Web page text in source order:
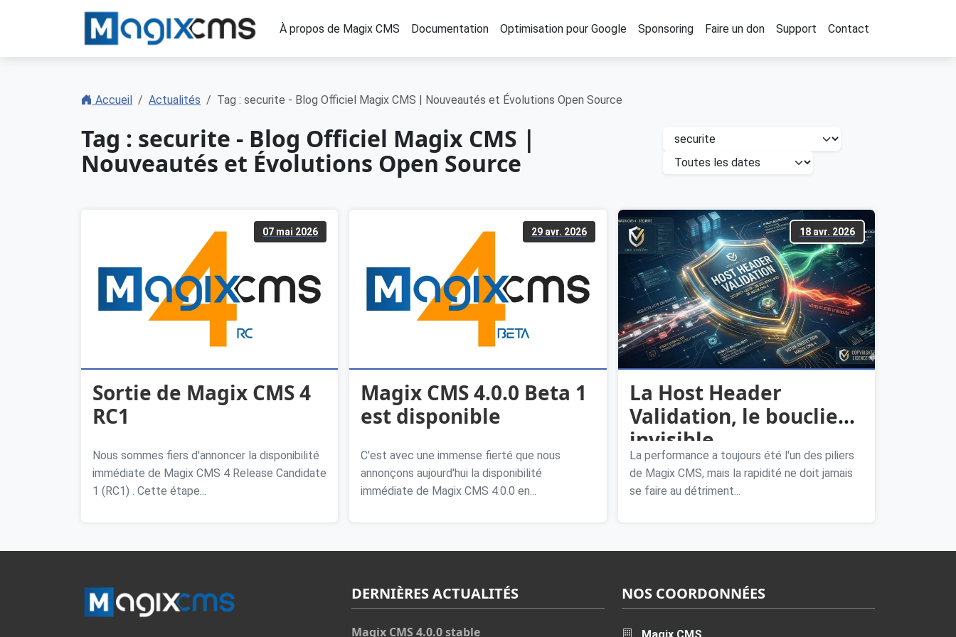
À propos de Magix CMS Documentation Optimisation pour Google Sponsoring Faire un don Support Contact
Accueil Actualités Tag : securite - Blog Officiel Magix CMS | Nouveautés et Évolutions Open Source
Tag : securite - Blog Officiel Magix CMS |
Nouveautés et Évolutions Open Source
07 mai 2026
Sortie de Magix CMS 4
RC1
Nous sommes fiers d'annoncer la disponibilité
immédiate de Magix CMS 4 Release Candidate
1 (RC1) . Cette étape...
29 avr. 2026
Magix CMS 4.0.0 Beta 1
est disponible
C'est avec une immense fierté que nous
annonçons aujourd'hui la disponibilité
immédiate de Magix CMS 4.0.0 en...
18 avr. 2026
La Host Header
Validation, le bouclier
invisible
La performance a toujours été l'un des piliers
de Magix CMS, mais la rapidité ne doit jamais
se faire au détriment...
DERNIÈRES ACTUALITÉS
Magix CMS 4.0.0 stable
NOS COORDONNÉES